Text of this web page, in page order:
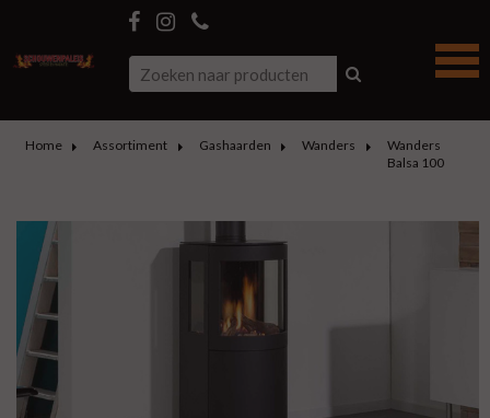
Home Assortiment Gashaarden Wanders
Wanders
Balsa 100